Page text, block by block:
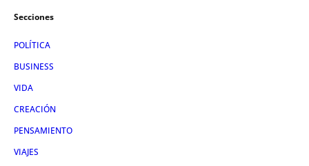
Secciones
POLÍTICA
BUSINESS
VIDA
CREACIÓN
PENSAMIENTO
VIAJES